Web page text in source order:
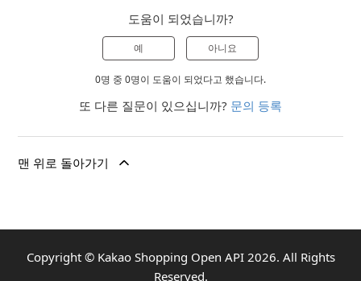
도움이 되었습니까?
예 아니요
0명 중 0명이 도움이 되었다고 했습니다.
또 다른 질문이 있으십니까? 문의 등록
맨 위로 돌아가기
Copyright © Kakao Shopping Open API 2026. All Rights
Reserved.